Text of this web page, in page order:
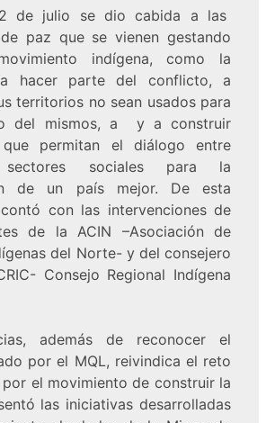
de julio se dio cabida a las
paz que se vienen gestando
indígena, como la
a hacer parte del conflicto, a
territorios no sean usados para
del mismos, a y a construir
que permitan el diálogo entre
sectores sociales para la
de un país mejor. De esta
con las intervenciones de
de la ACIN –Asociación de
del Norte- y del consejero
Consejo Regional Indígena
además de reconocer el
por el MQL, reivindica el reto
el movimiento de construir la
las iniciativas desarrolladas